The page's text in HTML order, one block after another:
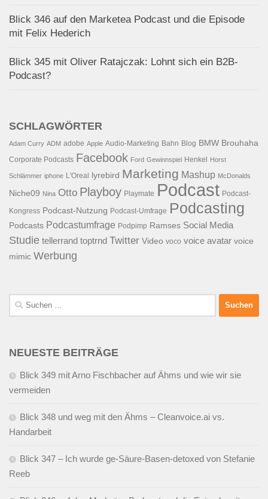
Blick 346 auf den Marketea Podcast und die Episode
mit Felix Hederich
Blick 345 mit Oliver Ratajczak: Lohnt sich ein B2B-
Podcast?
SCHLAGWÖRTER
Adam Curry ADM adobe Apple Audio-Marketing Bahn Blog BMW Brouhaha
Corporate Podcasts Facebook Ford Gewinnspiel Henkel Horst
Schlämmer iphone L'Oreal lyrebird Marketing Mashup McDonalds
Niche09 Nina Otto Playboy Playmate Podcast Podcast-
Kongress Podcast-Nutzung Podcast-Umfrage Podcasting
Podcasts Podcastumfrage Podpimp Ramses Social Media
Studie tellerrand toptrnd Twitter Video voco voice avatar voice
mimic Werbung
Suchen
nach:
NEUESTE BEITRÄGE
Blick 349 mit Arno Fischbacher auf Ähms und wie wir sie
vermeiden
Blick 348 und weg mit den Ähms – Cleanvoice.ai vs.
Handarbeit
Blick 347 – Ich wurde ge-Säure-Basen-detoxed von Stefanie
Reeb